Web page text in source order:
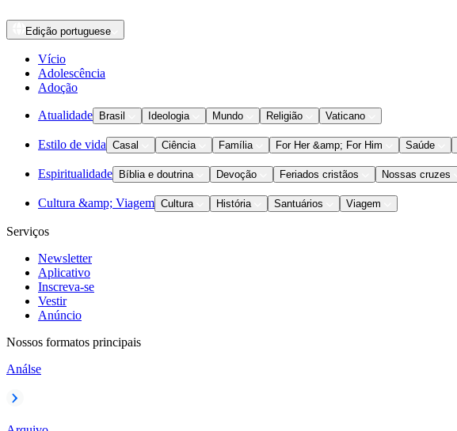
Edição portuguese
Vício
Adolescência
Adoção
Atualidade Brasil Ideologia Mundo Religião Vaticano
Estilo de vida Casal Ciência Família For Her &amp; For Him Saúde
Espiritualidade Bíblia e doutrina Devoção Feriados cristãos Nossas cruzes
Cultura &amp; Viagem Cultura História Santuários Viagem
Serviços
Newsletter
Aplicativo
Inscreva-se
Vestir
Anúncio
Nossos formatos principais
Análse